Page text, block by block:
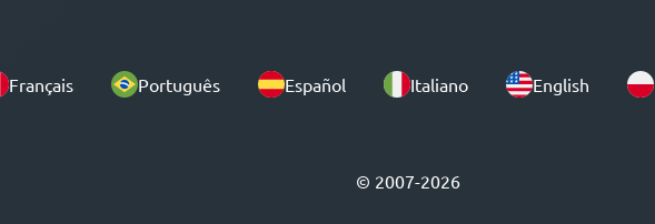
Français Português Español Italiano English
© 2007-2026